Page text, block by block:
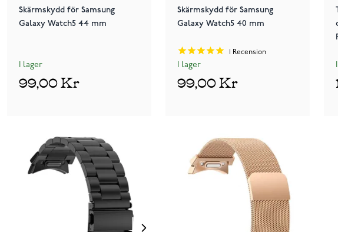
Skärmskydd för Samsung
Galaxy Watch5 44 mm
I lager
99,00 Kr
Skärmskydd för Samsung
Galaxy Watch5 40 mm
1 Recension
I lager
99,00 Kr